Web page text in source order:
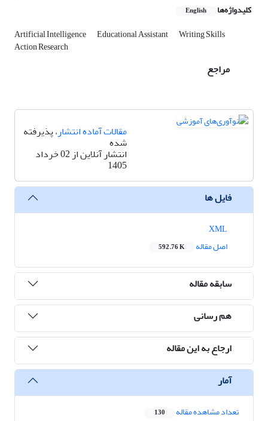
کلیدواژه‌ها English
Artificial Intelligence Educational Assistant Writing Skills
Action Research
مراجع
مقالات آماده انتشار، پذیرفته
شده
انتشار آنلاین از 02 خرداد
1405
فایل ها
اصل مقاله
592.76 K
سابقه مقاله
هم رسانی
ارجاع به این مقاله
آمار
تعداد مشاهده مقاله 130